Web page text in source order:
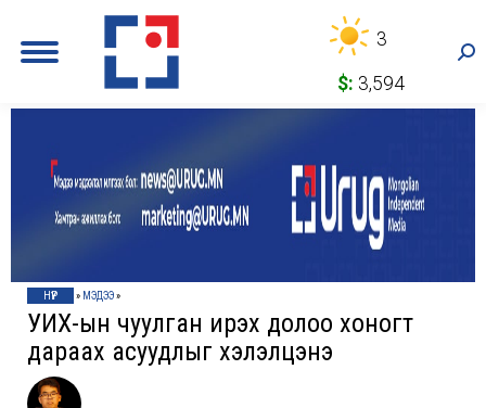
3
$: 3,594
НҮҮР » МЭДЭЭ»
УИХ-ын чуулган ирэх долоо хоногт
дараах асуудлыг хэлэлцэнэ